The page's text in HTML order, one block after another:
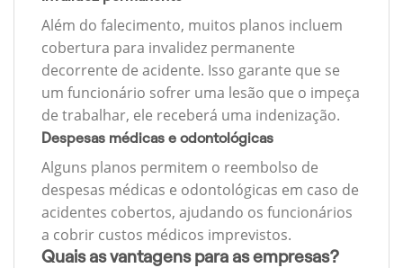
Além do falecimento, muitos planos incluem
cobertura para invalidez permanente
decorrente de acidente. Isso garante que se
um funcionário sofrer uma lesão que o impeça
de trabalhar, ele receberá uma indenização.
Despesas médicas e odontológicas
Alguns planos permitem o reembolso de
despesas médicas e odontológicas em caso de
acidentes cobertos, ajudando os funcionários
a cobrir custos médicos imprevistos.
Quais as vantagens para as empresas?